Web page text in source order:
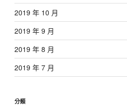
2019 年 10 月
2019 年 9 月
2019 年 8 月
2019 年 7 月
分類